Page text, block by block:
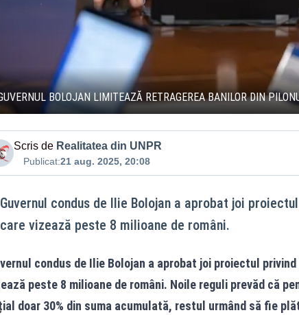
BOLOJAN LIMITEAZĂ RETRAGEREA BANILOR DIN
Scris de Realitatea din UNPR
Publicat:21 aug. 2025, 20:08
Guvernul condus de Ilie Bolojan a aprobat joi
care vizează peste 8 milioane de români.
condus de Ilie Bolojan a aprobat joi proiectul
peste 8 milioane de români. Noile reguli prevăd că
doar 30% din suma acumulată, restul urmând să fie